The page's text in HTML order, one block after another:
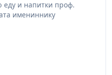
еду и напитки проф.
имениннику